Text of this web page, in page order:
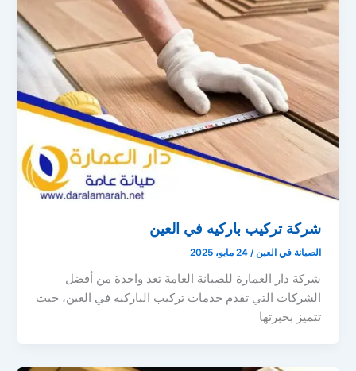
شركة تركيب باركيه في العين
الصيانة في العين/24 مايو، 2025
شركة دار العمارة للصيانة العامة تعد واحدة من أفضل
الشركات التي تقدم خدمات تركيب الباركيه في العين، حيث
تتميز بخبرتها